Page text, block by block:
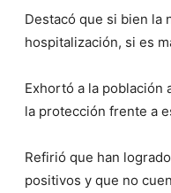
Destacó que si bien la
hospitalización, si es
Exhortó a la población
la protección frente a
Refirió que han
positivos y que no